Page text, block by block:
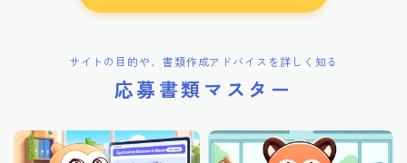
サイトの目的や、書類作成アドバイスを詳しく知る
応募書類マスター